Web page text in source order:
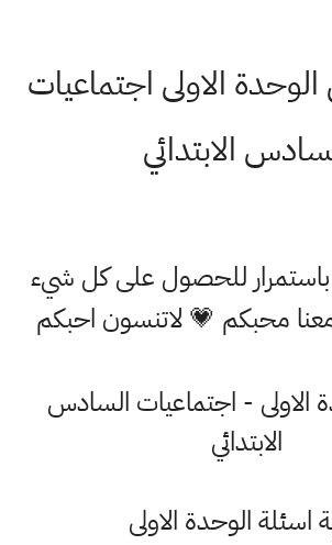
الاولى اجتماعيات
الابتدائي
باستمرار للحصول على كل شيء
محبكم 💗 لاتنسون احبكم
الاولى - اجتماعيات السادس
الابتدائي
اسئلة الوحدة الاولى